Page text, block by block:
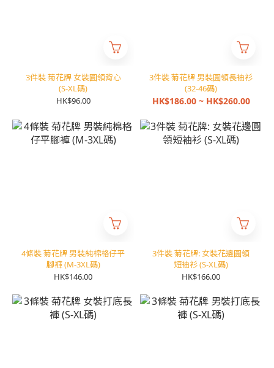
3件裝 菊花牌 女裝圓領背心
(S-XL碼)
HK$96.00
3件裝 菊花牌 男裝圓領長袖衫
(32-46碼)
HK$186.00 ~ HK$260.00
4條裝 菊花牌 男裝純棉格仔平
腳褲 (M-3XL碼)
HK$146.00
3件裝 菊花牌: 女裝花邊圓領
短袖衫 (S-XL碼)
HK$166.00